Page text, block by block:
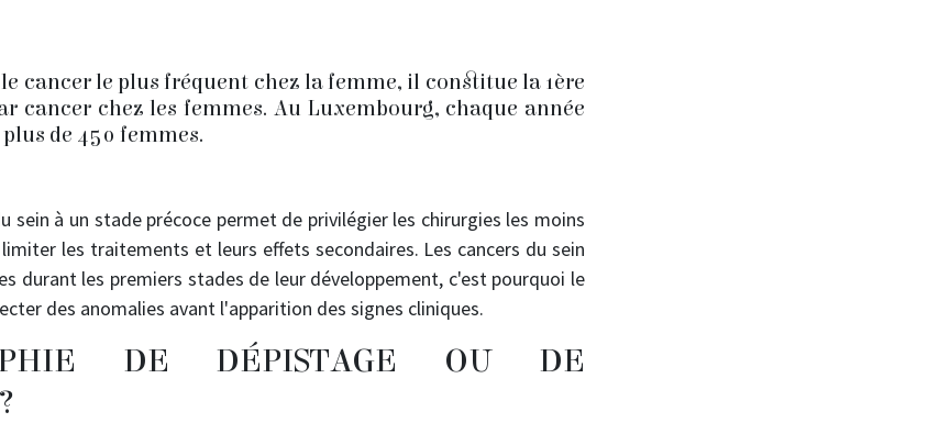
cancer le plus fréquent chez la femme, il constitue la 1ère
cancer chez les femmes. Au Luxembourg, chaque année
de 450 femmes.
sein à un stade précoce permet de privilégier les chirurgies les moins
les traitements et leurs effets secondaires. Les cancers du sein
durant les premiers stades de leur développement, c'est pourquoi le
des anomalies avant l'apparition des signes cliniques.
DE DÉPISTAGE OU DE